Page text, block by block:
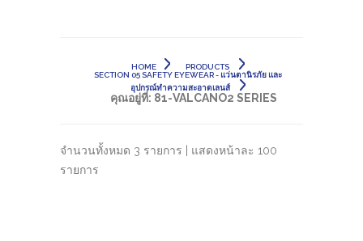
HOME
PRODUCTS
SECTION 05 SAFETY EYEWEAR - แว่นตานิรภัย และ
อุปกรณ์ทำความสะอาดเลนส์
คุณอยู่ที่: 81-VALCANO2 SERIES
จำนวนทั้งหมด 3 รายการ | แสดงหน้าละ 100
รายการ